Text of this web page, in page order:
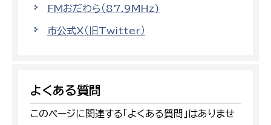
FMおだわら（87.9MHz)
市公式X（旧Twitter）
よくある質問
このページに関連する「よくある質問」はありませ